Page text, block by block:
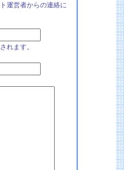
運営者からの連絡に
れます。